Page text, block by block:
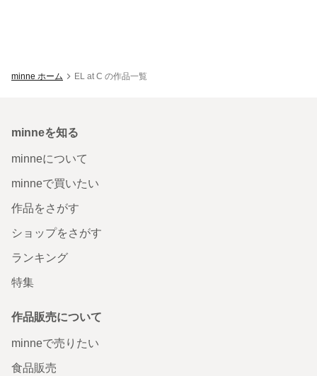
minne ホーム EL at C の作品一覧
minneを知る
minneについて
minneで買いたい
作品をさがす
ショップをさがす
ランキング
特集
作品販売について
minneで売りたい
食品販売